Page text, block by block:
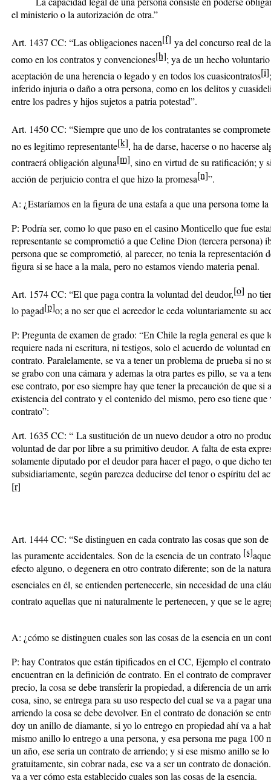
el ministerio o la autorización de otra.”
Art. 1437 CC: “Las obligaciones nacen[f] ya del concurso real de
como en los contratos y convenciones[h]; ya de un hecho
aceptación de una herencia o legado y en todos los cuasicontratos[i]
inferido injuria o daño a otra persona, como en los delitos y
entre los padres y hijos sujetos a patria potestad”.
Art. 1450 CC: “Siempre que uno de los contratantes se
no es legitimo representante[k], ha de darse, hacerse o no hacerse
contraerá obligación alguna[m], sino en virtud de su ratificación; y
acción de perjuicio contra el que hizo la promesa[n]”.
A: ¿Estaríamos en la figura de una estafa a que una persona tome
P: Podría ser, como lo que paso en el casino Monticello que fue
representante se comprometió a que Celine Dion (tercera persona)
persona que se comprometió, al parecer, no tenia la representación
figura si se hace a la mala, pero no estamos viendo materia penal.
Art. 1574 CC: “El que paga contra la voluntad del deudor,[o] no
lo pagad[p]o;a no ser que el acreedor le ceda voluntariamente su
P: Pregunta de examen de grado: “En Chile la regla general es que
requiere nada ni escritura, ni testigos, solo el acuerdo de voluntad
contrato. Paralelamente, se va a tener un problema de prueba si no
se grabo con una cámara y ademas la otra partes es pillo, se va a
ese contrato, por eso siempre hay que tener la precaución de que
existencia del contrato y el contenido del mismo, pero eso tiene
contrato”:
Art. 1635 CC: “ La sustitución de un nuevo deudor a otro no
voluntad de dar por libre a su primitivo deudor. A falta de esta
solamente diputado por el deudor para hacer el pago, o que dicho
subsidiariamente, según parezca deducirse del tenor o espíritu del
[r]
Art. 1444 CC: “Se distinguen en cada contrato las cosas que son
las puramente accidentales. Son de la esencia de un contrato [s]
efecto alguno, o degenera en otro contrato diferente; son dela
esenciales en él, se entienden pertenecerle, sin necesidad de una
contrato aquellas que ni naturalmente le pertenecen, y que se le
A: ¿cómo se distinguen cuales son las cosas de la esencia en un
P: hay Contratos que están tipificados en el CC, Ejemplo el
encuentran en la definición de contrato. En el contrato de
precio, la cosa se debe transferir la propiedad, a diferencia de un
cosa, sino, se entrega para su uso respecto del cual se va a pagar
arriendo la cosa se debe devolver. En el contrato de donación se
doy un anillo de diamante, si yo lo entrego en propiedad ahí va a
mismo anillo lo entrego a una persona, y esa persona me paga 100
un año, ese seria un contrato de arriendo; y si ese mismo anillo se
gratuitamente, sin cobrar nada, ese va a ser un contrato de
va a ver cómo esta establecido cuales son las cosas de la esencia.